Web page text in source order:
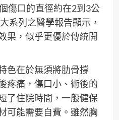
傷口的直徑約在2到3公
系列之醫學報告顯示，
果，似乎更優於傳統開
色在於無須將肋骨撐
疼痛，傷口小、術後的
了住院時間，一般健保
可能需要自費。雖然胸